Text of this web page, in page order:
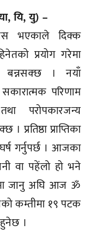
यि, यु) –
भएकाले दिक्क
प्रयोग गरेमा
बन्नसक्छ । नयाँ
सकारात्मक परिणाम
परोपकारजन्य
। प्रतिष्ठा प्राप्तिका
गर्नुपर्छ । आजका
वा पहेंलो हो भने
जानु अघि आज ॐ
कम्तीमा १९ पटक
।